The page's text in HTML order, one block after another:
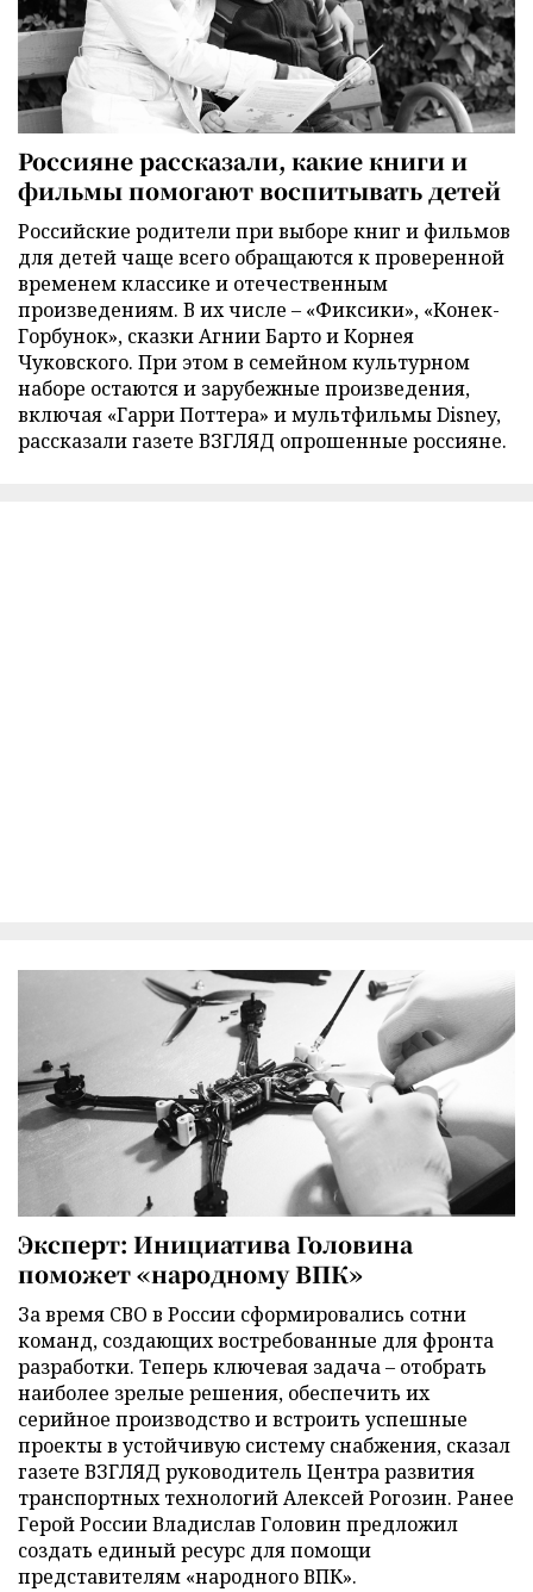
Россияне рассказали, какие книги и
фильмы помогают воспитывать детей
Российские родители при выборе книг и фильмов
для детей чаще всего обращаются к проверенной
временем классике и отечественным
произведениям. В их числе – «Фиксики», «Конек-
Горбунок», сказки Агнии Барто и Корнея
Чуковского. При этом в семейном культурном
наборе остаются и зарубежные произведения,
включая «Гарри Поттера» и мультфильмы Disney,
рассказали газете ВЗГЛЯД опрошенные россияне.
Эксперт: Инициатива Головина
поможет «народному ВПК»
За время СВО в России сформировались сотни
команд, создающих востребованные для фронта
разработки. Теперь ключевая задача – отобрать
наиболее зрелые решения, обеспечить их
серийное производство и встроить успешные
проекты в устойчивую систему снабжения, сказал
газете ВЗГЛЯД руководитель Центра развития
транспортных технологий Алексей Рогозин. Ранее
Герой России Владислав Головин предложил
создать единый ресурс для помощи
представителям «народного ВПК».